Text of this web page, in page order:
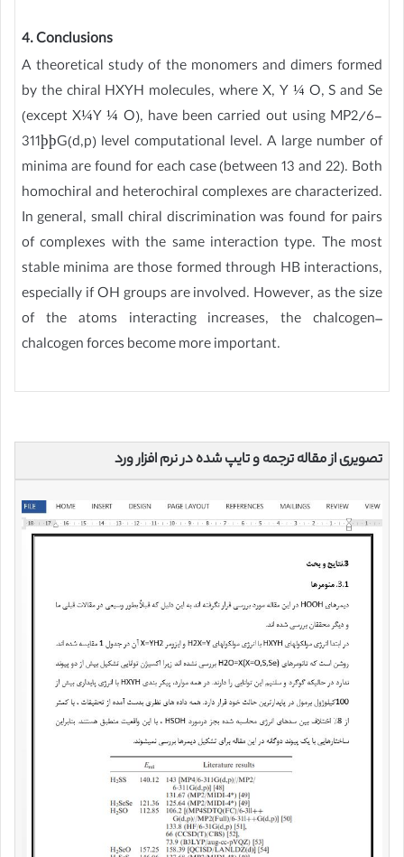
4. Conclusions
A theoretical study of the monomers and dimers formed
by the chiral HXYH molecules, where X, Y ¼ O, S and Se
(except X¼Y ¼ O), have been carried out using MP2/6-
311þþG(d,p) level computational level. A large number of
minima are found for each case (between 13 and 22). Both
homochiral and heterochiral complexes are characterized.
In general, small chiral discrimination was found for pairs
of complexes with the same interaction type. The most
stable minima are those formed through HB interactions,
especially if OH groups are involved. However, as the size
of the atoms interacting increases, the chalcogen–
chalcogen forces become more important.
تصویری از مقاله ترجمه و تایپ شده در نرم افزار ورد